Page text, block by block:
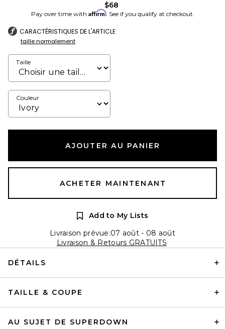
$68
Pay over time with Affirm. See if you qualify at checkout.
CARACTÉRISTIQUES DE L'ARTICLE
taille normalement
Taille
Couleur
AJOUTER AU PANIER
ACHETER MAINTENANT
Add to My Lists
Livraison prévue:07 août - 08 août
Livraison & Retours GRATUITS
DÉTAILS
TAILLE & COUPE
AU SUJET DE SUPERDOWN